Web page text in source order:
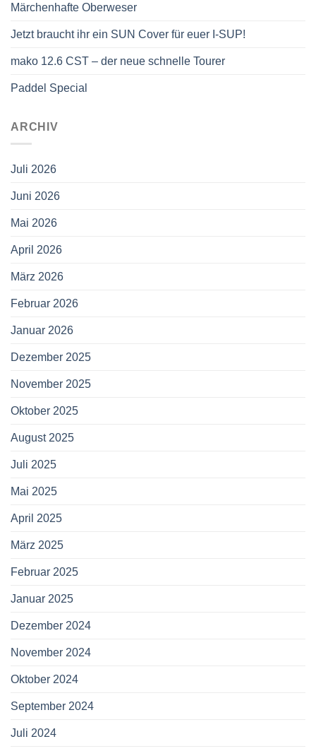
Märchenhafte Oberweser
Jetzt braucht ihr ein SUN Cover für euer I-SUP!
mako 12.6 CST – der neue schnelle Tourer
Paddel Special
ARCHIV
Juli 2026
Juni 2026
Mai 2026
April 2026
März 2026
Februar 2026
Januar 2026
Dezember 2025
November 2025
Oktober 2025
August 2025
Juli 2025
Mai 2025
April 2025
März 2025
Februar 2025
Januar 2025
Dezember 2024
November 2024
Oktober 2024
September 2024
Juli 2024